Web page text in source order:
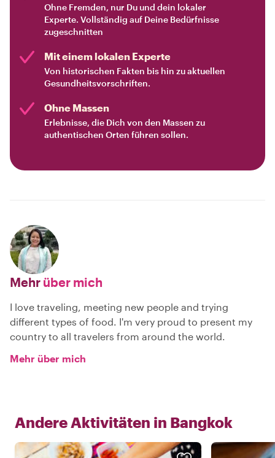
Ohne Fremden, nur Du und dein lokaler
Experte. Vollständig auf Deine Bedürfnisse
zugeschnitten
Mit einem lokalen Experte
Von historischen Fakten bis hin zu aktuellen
Gesundheitsvorschriften.
Ohne Massen
Erlebnisse, die Dich von den Massen zu
authentischen Orten führen sollen.
Mehr über mich
I love traveling, meeting new people and trying
different types of food. I'm very proud to present my
country to all travelers from around the world.
Mehr über mich
Andere Aktivitäten in Bangkok